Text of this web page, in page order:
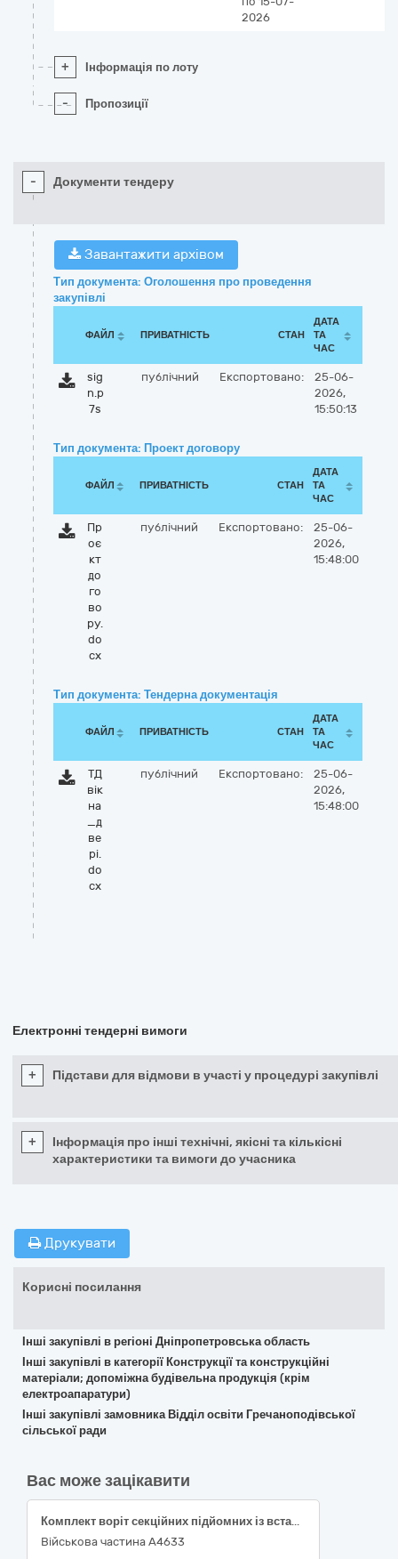
2026
+ Інформація по лоту
- Пропозиції
- Документи тендеру
Завантажити архівом
Тип документа: Оголошення про проведення
закупівлі
ФАЙЛ ПРИВАТНІСТЬ СТАН
ДАТА
ТА
ЧАС
sig
n.p
7s
публічний Експортовано:
25-06-
2026,
15:50:13
Тип документа: Проект договору
ФАЙЛ ПРИВАТНІСТЬ СТАН
ДАТА
ТА
ЧАС
Пр
оє
кт
до
го
во
ру.
do
cx
публічний Експортовано:
25-06-
2026,
15:48:00
Тип документа: Тендерна документація
ФАЙЛ ПРИВАТНІСТЬ СТАН
ДАТА
ТА
ЧАС
ТД
вік
на
_д
ве
рі.
do
cx
публічний Експортовано:
25-06-
2026,
15:48:00
Електронні тендерні вимоги
+ Підстави для відмови в участі у процедурі закупівлі
+
Інформація про інші технічні, якісні та кількісні
характеристики та вимоги до учасника
Друкувати
Корисні посилання
Інші закупівлі в регіоні Дніпропетровська область
Інші закупівлі в категорії Конструкції та конструкційні
матеріали; допоміжна будівельна продукція (крім
електроапаратури)
Інші закупівлі замовника Відділ освіти Гречаноподівської
сільської ради
Вас може зацікавити
Комплект воріт секційних підйомних із встановленням
Військова частина А4633